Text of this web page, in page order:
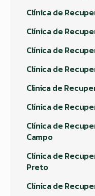
Clínica de
Clínica de
Clínica de
Clínica de
Clinica de
Clínica de
Clínica de
Campo
Clínica de
Preto
Clínica de